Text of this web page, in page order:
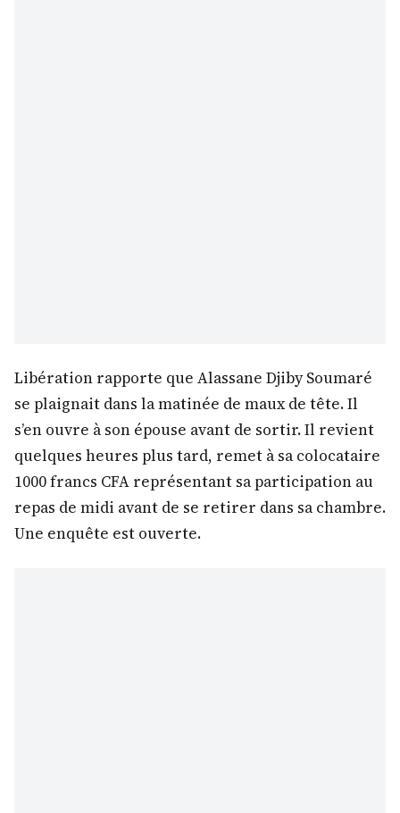
Libération rapporte que Alassane Djiby Soumaré
se plaignait dans la matinée de maux de tête. Il
s’en ouvre à son épouse avant de sortir. Il revient
quelques heures plus tard, remet à sa colocataire
1000 francs CFA représentant sa participation au
repas de midi avant de se retirer dans sa chambre.
Une enquête est ouverte.